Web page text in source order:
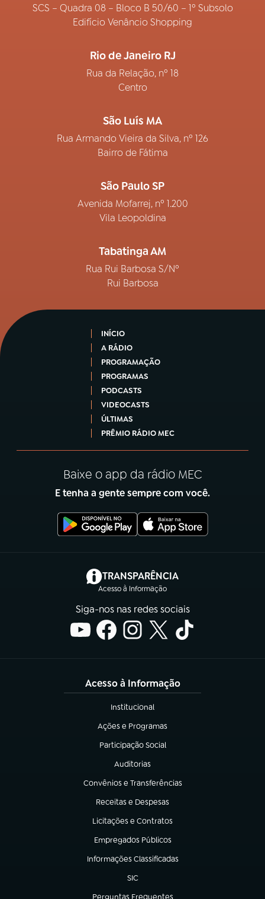
SCS – Quadra 08 – Bloco B 50/60 – 1º Subsolo
Edifício Venâncio Shopping
Rio de Janeiro RJ
Rua da Relação, nº 18
Centro
São Luís MA
Rua Armando Vieira da Silva, nº 126
Bairro de Fátima
São Paulo SP
Avenida Mofarrej, nº 1.200
Vila Leopoldina
Tabatinga AM
Rua Rui Barbosa S/Nº
Rui Barbosa
INÍCIO
A RÁDIO
PROGRAMAÇÃO
PROGRAMAS
PODCASTS
VIDEOCASTS
ÚLTIMAS
PRÊMIO RÁDIO MEC
Baixe o app da rádio MEC
E tenha a gente sempre com você.
TRANSPARÊNCIA
Acesso à Informação
(abre em nova aba)
Siga-nos nas redes sociais
Acesso à Informação
Institucional
(abre em nova aba)
Ações e Programas
(abre em nova aba)
Participação Social
(abre em nova aba)
Auditorias
(abre em nova aba)
Convênios e Transferências
(abre em nova aba)
Receitas e Despesas
(abre em nova aba)
Licitações e Contratos
(abre em nova aba)
Empregados Públicos
(abre em nova aba)
Informações Classificadas
(abre em nova aba)
SIC
(abre em nova aba)